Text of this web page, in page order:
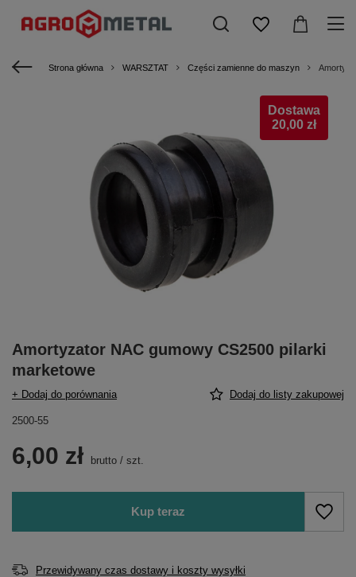
Strona główna WARSZTAT Części zamienne do maszyn
Dostawa
20,00 zł
Amortyzator NAC gumowy CS2500 pilarki
marketowe
+ Dodaj do porównania Dodaj do listy zakupowej
2500-55
6,00 zł brutto / szt.
Kup teraz
Przewidywany czas dostawy i koszty wysyłki